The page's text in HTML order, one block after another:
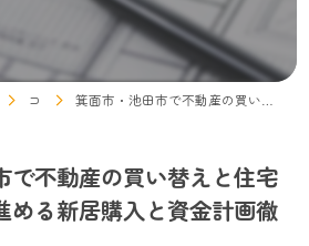
コラム 箕面市・池田市で不動産の買い替えと住宅ローンを賢く進める新居購入と資金計画徹底ガイド
で不動産の買い替えと住宅
める新居購入と資金計画徹